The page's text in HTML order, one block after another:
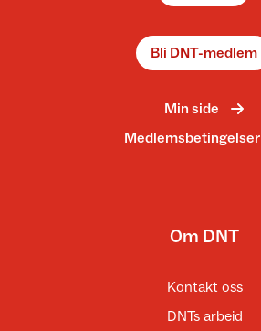
Bli DNT-medlem
Min side
Medlemsbetingelser
Om DNT
Kontakt oss
DNTs arbeid